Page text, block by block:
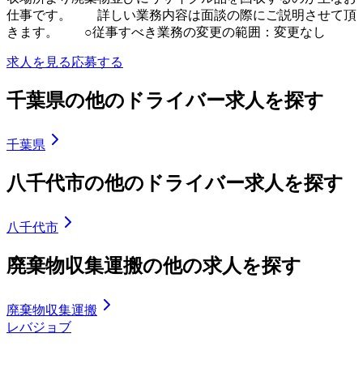
仕事です。 詳しい業務内容は面談の際にご説明させて頂
きます。 ○従事すべき業務の変更の範囲：変更なし
求人を見る応募する
千葉県の他のドライバー求人を探す
千葉県
八千代市の他のドライバー求人を探す
八千代市
廃棄物収集運搬の他の求人を探す
廃棄物収集運搬
レバジョブ